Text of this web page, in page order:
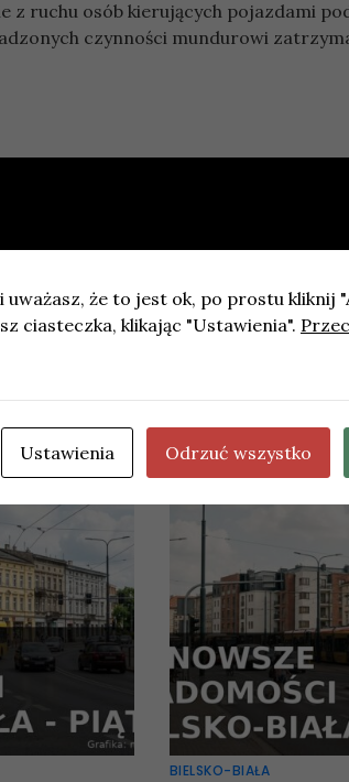
ruchu osób kierujących pojazdami
czynności mundurowi
i Strumyk: ruszyły prace nad
BIELSKO-BIAŁA
uważasz, że to jest ok, po prostu kliknij
ciasteczka, klikając "Ustawienia".
Ustawienia Odrzuć wszystko